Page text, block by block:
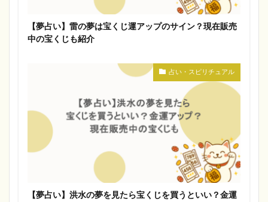
【夢占い】雷の夢は宝くじ運アップのサイン？現在販売
中の宝くじも紹介
占い・スピリチュアル
【夢占い】洪水の夢を見たら宝くじを買うといい？金運